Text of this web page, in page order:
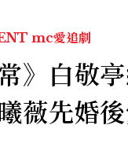
mc愛追劇
常》白敬
薇先婚